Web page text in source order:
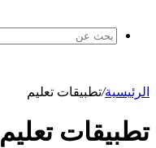
الرئيسية/تطبيقات تعليم
تطبيقات تعليم